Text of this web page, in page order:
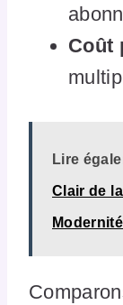
Coût
Lire
Clair de
Modernité